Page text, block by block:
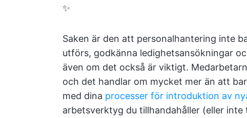
✨
Saken är den att personalhantering inte
utförs, godkänna ledighetsansökningar
även om det också är viktigt.
och det handlar om mycket mer än att
med dina processer för introduktion av
arbetsverktyg du tillhandahåller (eller